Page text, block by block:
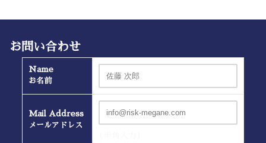
お問い合わせ
Name
お名前
Mail Address
メールアドレス